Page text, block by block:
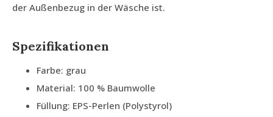
der Außenbezug in der Wäsche ist.
Spezifikationen
Farbe: grau
Material: 100 % Baumwolle
Füllung: EPS-Perlen (Polystyrol)